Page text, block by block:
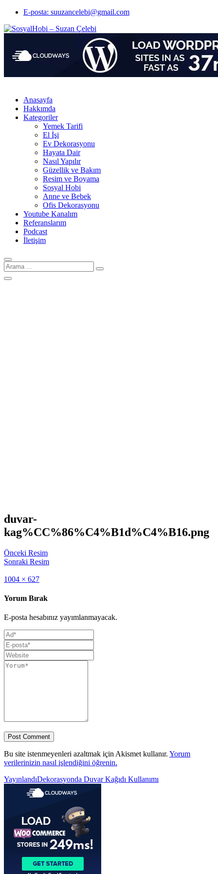
E-posta: suuzancelebi@gmail.com
Anasayfa
Hakkımda
Kategoriler
Yemek Tarifi
El İşi
Ev Dekorasyonu
Hayata Dair
Nasıl Yapılır
Güzellik ve Bakım
Resim ve Boyama
Sosyal Hobi
Anne ve Bebek
Ofis Dekorasyonu
Youtube Kanalım
Referanslarım
Podcast
İletişim
Arama
için:
duvar-
kag%CC%86%C4%B1d%C4%B16.png
Önceki Resim
Sonraki Resim
Full
1004 × 627
Yorum Bırak
E-posta hesabınız yayımlanmayacak.
Bu site istenmeyenleri azaltmak için Akismet kullanır. Yorum
verilerinizin nasıl işlendiğini öğrenin.
Yazı
gezinmesi
YayınlandıDekorasyonda Duvar Kağıdı Kullanımı